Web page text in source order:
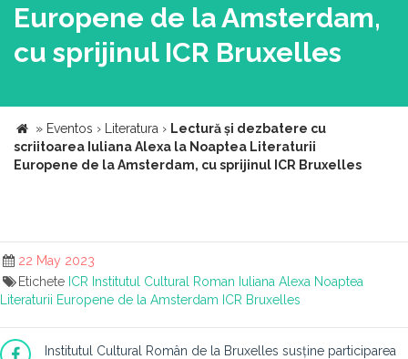
Europene de la Amsterdam,
cu sprijinul ICR Bruxelles
» Eventos › Literatura › Lectură și dezbatere cu
scriitoarea Iuliana Alexa la Noaptea Literaturii
Europene de la Amsterdam, cu sprijinul ICR Bruxelles
22 May 2023
Etichete ICR Institutul Cultural Roman Iuliana Alexa Noaptea
Literaturii Europene de la Amsterdam ICR Bruxelles
Institutul Cultural Român de la Bruxelles susține participarea